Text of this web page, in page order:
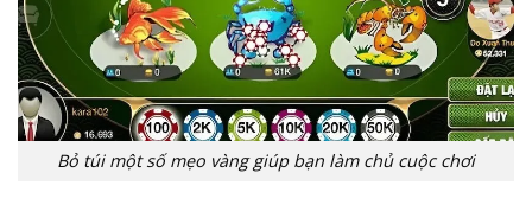
Bỏ túi một số mẹo vàng giúp bạn làm chủ cuộc chơi